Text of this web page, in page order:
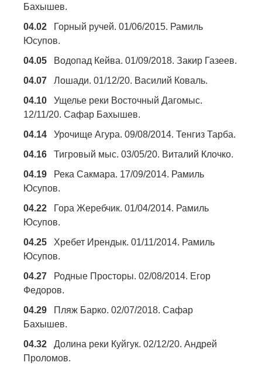
Бахышев.
04.02 Горный ручей. 01/06/2015. Рамиль
Юсупов.
04.05 Водопад Кейва. 01/09/2018. Закир Газеев.
04.07 Лошади. 01/12/20. Василий Коваль.
04.10 Ущелье реки Восточный Дагомыс.
12/11/20. Сафар Бахышев.
04.14 Урочище Агура. 09/08/2014. Тенгиз Тарба.
04.16 Тигровый мыс. 03/05/20. Виталий Клочко.
04.19 Река Сакмара. 17/09/2014. Рамиль
Юсупов.
04.22 Гора Жеребчик. 01/04/2014. Рамиль
Юсупов.
04.25 Хребет Ирендык. 01/11/2014. Рамиль
Юсупов.
04.27 Родные Просторы. 02/08/2014. Егор
Федоров.
04.29 Пляж Барко. 02/07/2018. Сафар
Бахышев.
04.32 Долина реки Куйгук. 02/12/20. Андрей
Проломов.